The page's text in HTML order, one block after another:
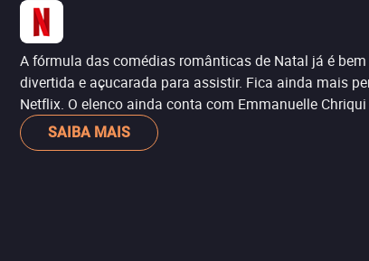
A fórmula das comédias românticas de Natal já é
divertida e açucarada para assistir. Fica ainda mais
Netflix. O elenco ainda conta com Emmanuelle
SAIBA MAIS